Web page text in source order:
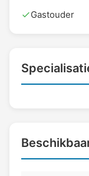
Gastouder